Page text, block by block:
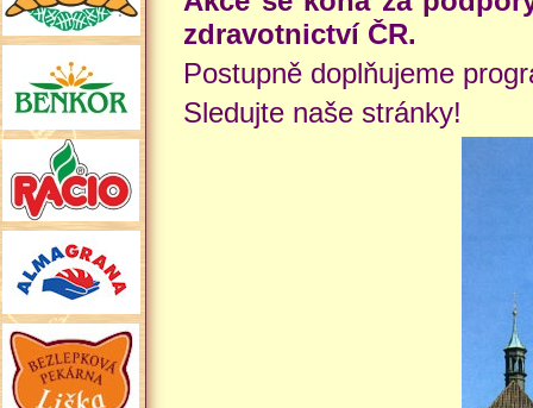
zdravotnictví ČR.
Postupně doplňujeme
Sledujte naše stránky!